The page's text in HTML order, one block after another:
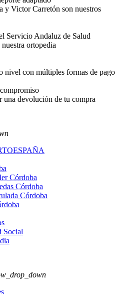
y Victor Carretón son nuestros
Servicio Andaluz de Salud
ortopedia
nivel con múltiples formas de pago
una devolución de tu compra
Córdoba
Córdoba
Córdoba
Social